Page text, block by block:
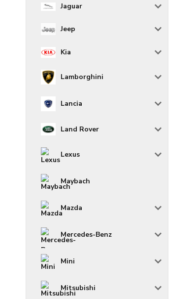
Jaguar
Jeep
Kia
Lamborghini
Lancia
Land Rover
Lexus
Maybach
Mazda
Mercedes-Benz
Mini
Mitsubishi